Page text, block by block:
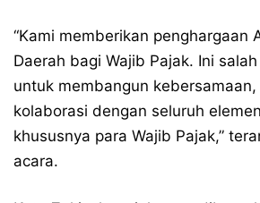
“Kami memberikan penghargaan
Daerah bagi Wajib Pajak. Ini
untuk membangun
kolaborasi dengan seluruh
khususnya para Wajib Pajak,”
acara.